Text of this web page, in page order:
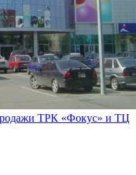
ТРК «Фокус» и ТЦ